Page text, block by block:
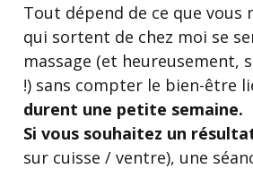
Tout dépend de ce que vous
qui sortent de chez moi se
massage (et heureusement,
!) sans compter le bien-être
durent une petite semaine.
Si vous souhaitez un
sur cuisse / ventre), une